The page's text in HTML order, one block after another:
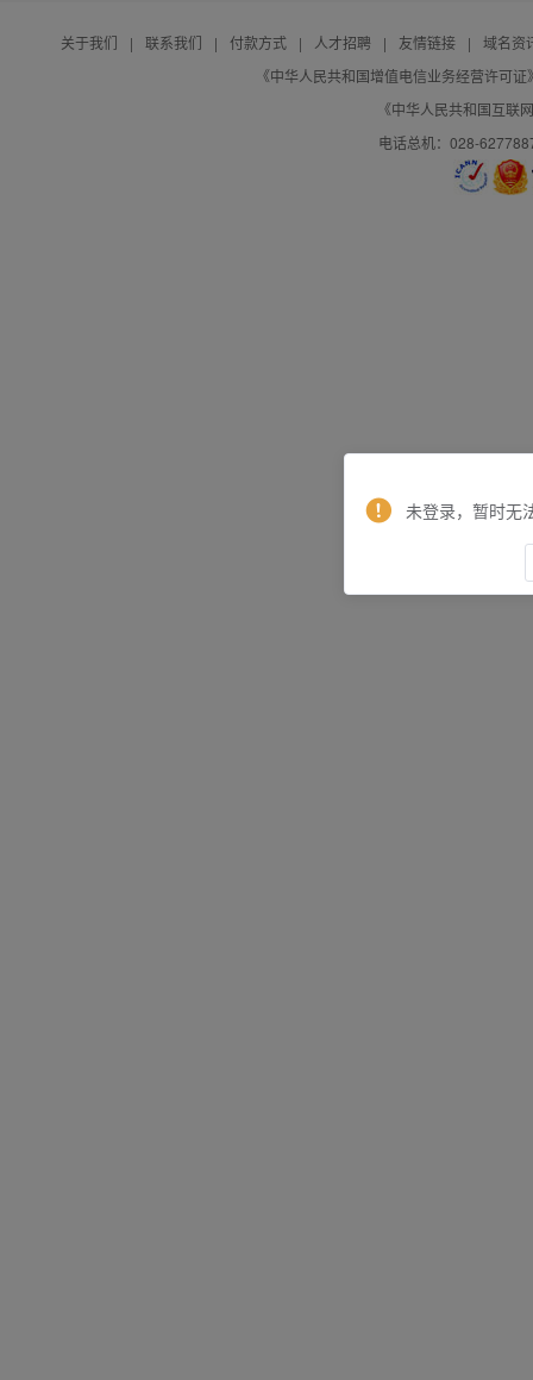
关于我们 | 联系我们 | 付款方式 | 人才招聘 | 友情链接 |
域名资
《中华人民共和国增值电信业务经营许可
《中华人民共和国互联
电话总机：028-
未登录，暂时无